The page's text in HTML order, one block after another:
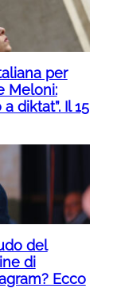
per
Meloni:
diktat”. Il 15
del
di
Ecco